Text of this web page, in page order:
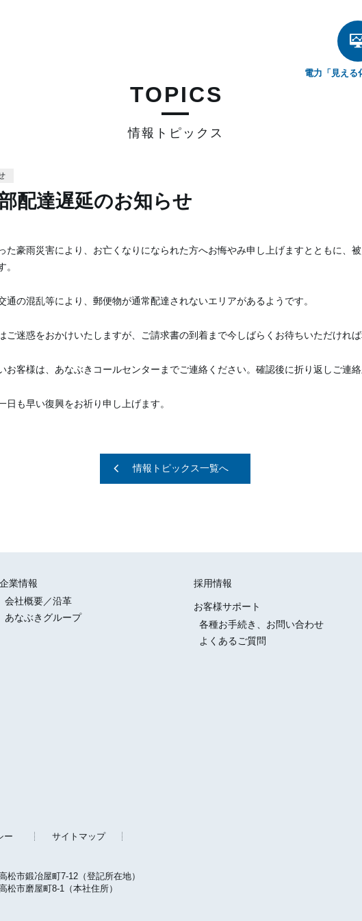
電力「見える
TOPICS
情報トピックス
配達遅延のお知らせ
た豪雨災害により、お亡くなりになられた方へお悔やみ申し上げますとともに、
。
通の混乱等により、郵便物が通常配達されないエリアがあるようです。
ご迷惑をおかけいたしますが、ご請求書の到着まで今しばらくお待ちいただければ
お客様は、あなぶきコールセンターまでご連絡ください。確認後に折り返しご連絡
日も早い復興をお祈り申し上げます。
情報トピックス一覧へ
企業情報
会社概要／沿革
あなぶきグループ
採用情報
お客様サポート
各種お手続き、お問い合わせ
よくあるご質問
ー サイトマップ
松市鍛冶屋町7-12（登記所在地）
松市磨屋町8-1（本社住所）